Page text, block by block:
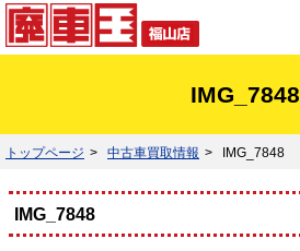
IMG_7848
トップページ 中古車買取情報 IMG_7848
IMG_7848